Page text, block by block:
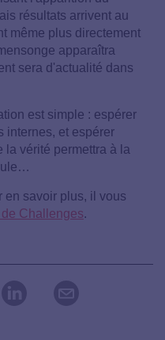
résultats arrivent au
même plus directement
apparaîtra
sera d'actualité dans
est simple : espérer
internes, et espérer
la vérité permettra à la
en savoir plus, il vous
Challenges.